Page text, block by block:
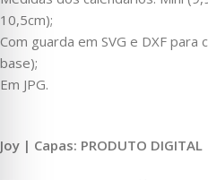
10,5cm);
Com guarda em SVG e DXF
base);
Em JPG.
Joy | Capas: PRODUTO DIGITAL